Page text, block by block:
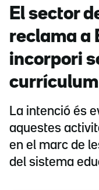
El sector
reclama a
incorpori
currículum
La intenció és
aquestes
en el marc de
del sistema